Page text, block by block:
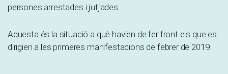
persones arrestades i jutjades.
Aquesta és la situació a què havien de fer front els que es
dirigien a les primeres manifestacions de febrer de 2019.